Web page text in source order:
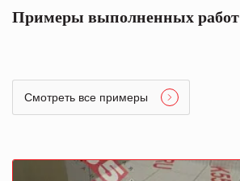
Примеры выполненных работ
Смотреть все примеры